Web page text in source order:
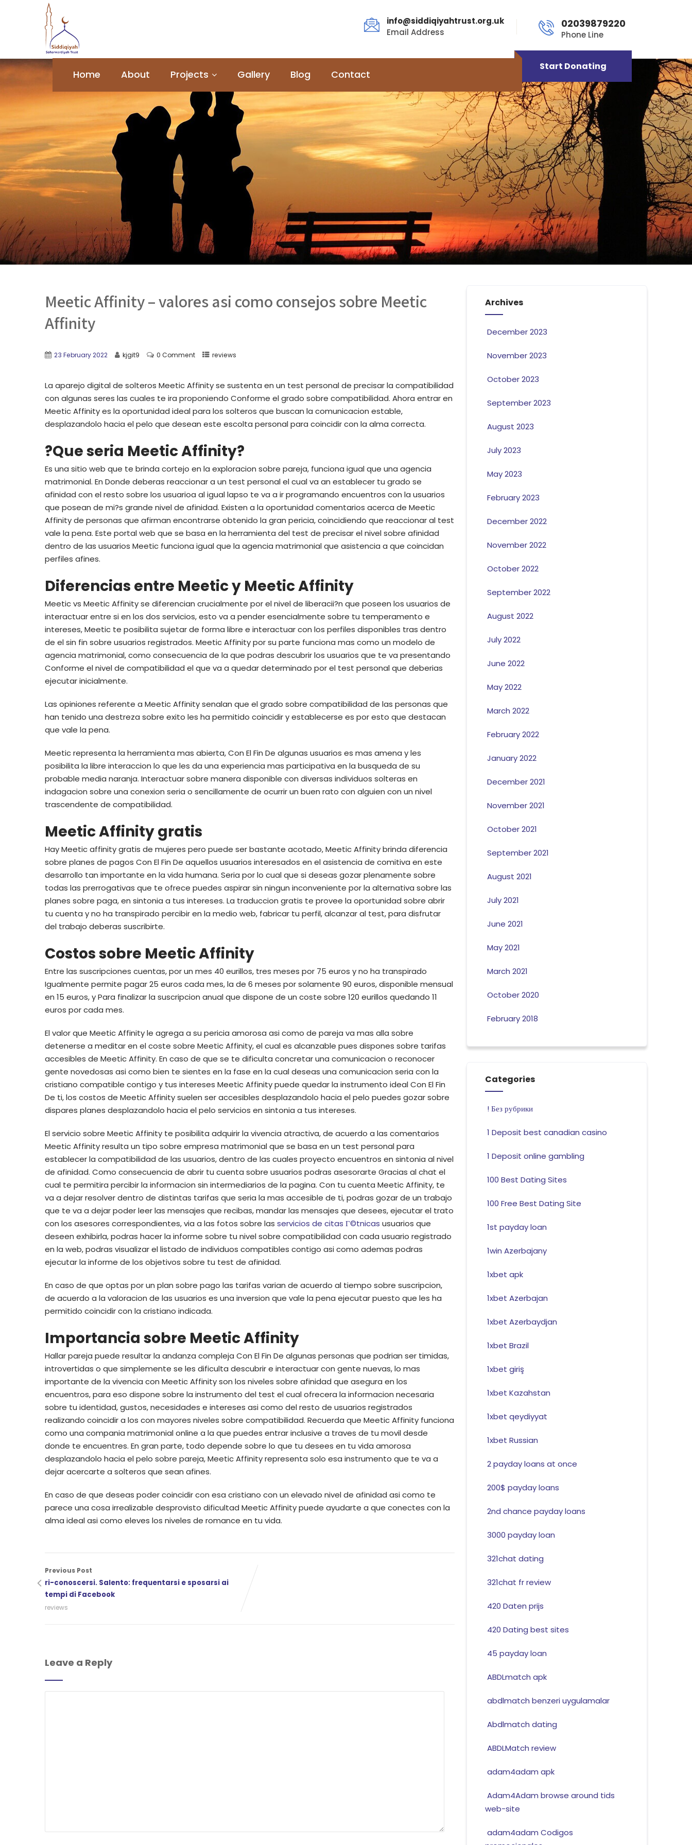
info@siddiqiyahtrust.org.uk
Email Address
02039879220
Phone Line
Home About Projects Gallery Blog Contact
Start Donating
Meetic Affinity – valores asi­ como consejos sobre Meetic
Affinity
23 February 2022 kjgit9 0 Comment reviews
La aparejo digital de solteros Meetic Affinity se sustenta en un test personal de precisar la compatibilidad
con algunas seres las cuales te ira proponiendo Conforme el grado sobre compatibilidad. Ahora entrar en
Meetic Affinity es la oportunidad ideal para los solteros que buscan la comunicacion estable,
desplazandolo hacia el pelo que desean este escolta personal para coincidir con la alma correcta.
?Que seri­a Meetic Affinity?
Es una sitio web que te brinda cortejo en la exploracion sobre pareja, funciona igual que una agencia
matrimonial. En Donde deberas reaccionar a un test personal el cual va an establecer tu grado se
afinidad con el resto sobre los usuarioa al igual lapso te va a ir programando encuentros con la usuarios
que posean de mi?s grande nivel de afinidad. Existen a la oportunidad comentarios acerca de Meetic
Affinity de personas que afirman encontrarse obtenido la gran pericia, coincidiendo que reaccionar al test
vale la pena. Este portal web que se basa en la herramienta del test de precisar el nivel sobre afinidad
dentro de las usuarios Meetic funciona igual que la agencia matrimonial que asistencia a que coincidan
perfiles afines.
Diferencias entre Meetic y Meetic Affinity
Meetic vs Meetic Affinity se diferencian crucialmente por el nivel de liberacii?n que poseen los usuarios de
interactuar entre si en los dos servicios, esto va a pender esencialmente sobre tu temperamento e
intereses, Meetic te posibilita sujetar de forma libre e interactuar con los perfiles disponibles tras dentro
de el sin fin sobre usuarios registrados. Meetic Affinity por su parte funciona mas como un modelo de
agencia matrimonial, como consecuencia de la que podras descubrir los usuarios que te va presentando
Conforme el nivel de compatibilidad el que va a quedar determinado por el test personal que deberias
ejecutar inicialmente.
Las opiniones referente a Meetic Affinity senalan que el grado sobre compatibilidad de las personas que
han tenido una destreza sobre exito les ha permitido coincidir y establecerse es por esto que destacan
que vale la pena.
Meetic representa la herramienta mas abierta, Con El Fin De algunas usuarios es mas amena y les
posibilita la libre interaccion lo que les da una experiencia mas participativa en la busqueda de su
probable media naranja. Interactuar sobre manera disponible con diversas individuos solteras en
indagacion sobre una conexion seria o sencillamente de ocurrir un buen rato con alguien con un nivel
trascendente de compatibilidad.
Meetic Affinity gratis
Hay Meetic affinity gratis de mujeres pero puede ser bastante acotado, Meetic Affinity brinda diferencia
sobre planes de pagos Con El Fin De aquellos usuarios interesados en el asistencia de comitiva en este
desarrollo tan importante en la vida humana. Seri­a por lo cual que si deseas gozar plenamente sobre
todas las prerrogativas que te ofrece puedes aspirar sin ningun inconveniente por la alternativa sobre las
planes sobre paga, en sintonia a tus intereses. La traduccion gratis te provee la oportunidad sobre abrir
tu cuenta y no ha transpirado percibir en la medio web, fabricar tu perfil, alcanzar al test, para disfrutar
del trabajo deberas suscribirte.
Costos sobre Meetic Affinity
Entre las suscripciones cuentas, por un mes 40 eurillos, tres meses por 75 euros y no ha transpirado
Igualmente permite pagar 25 euros cada mes, la de 6 meses por solamente 90 euros, disponible mensual
en 15 euros, y Para finalizar la suscripcion anual que dispone de un coste sobre 120 eurillos quedando 11
euros por cada mes.
El valor que Meetic Affinity le agrega a su pericia amorosa asi­ como de pareja va mas alla sobre
detenerse a meditar en el coste sobre Meetic Affinity, el cual es alcanzable pues dispones sobre tarifas
accesibles de Meetic Affinity. En caso de que se te dificulta concretar una comunicacion o reconocer
gente novedosas asi­ como bien te sientes en la fase en la cual deseas una comunicacion seria con la
cristiano compatible contigo y tus intereses Meetic Affinity puede quedar la instrumento ideal Con El Fin
De ti, los costos de Meetic Affinity suelen ser accesibles desplazandolo hacia el pelo puedes gozar sobre
dispares planes desplazandolo hacia el pelo servicios en sintonia a tus intereses.
El servicio sobre Meetic Affinity te posibilita adquirir la vivencia atractiva, de acuerdo a las comentarios
Meetic Affinity resulta un tipo sobre empresa matrimonial que se basa en un test personal para
establecer la compatibilidad de las usuarios, dentro de las cuales proyecto encuentros en sintonia al nivel
de afinidad. Como consecuencia de abrir tu cuenta sobre usuarios podras asesorarte Gracias al chat el
cual te permitira percibir la informacion sin intermediarios de la pagina. Con tu cuenta Meetic Affinity, te
va a dejar resolver dentro de distintas tarifas que seri­a la mas accesible de ti, podras gozar de un trabajo
que te va a dejar poder leer las mensajes que recibas, mandar las mensajes que desees, ejecutar el trato
con los asesores correspondientes, via a las fotos sobre las servicios de citas Г©tnicas usuarios que
deseen exhibirla, podras hacer la informe sobre tu nivel sobre compatibilidad con cada usuario registrado
en la web, podras visualizar el listado de individuos compatibles contigo asi­ como ademas podras
ejecutar la informe de los objetivos sobre tu test de afinidad.
En caso de que optas por un plan sobre pago las tarifas varian de acuerdo al tiempo sobre suscripcion,
de acuerdo a la valoracion de las usuarios es una inversion que vale la pena ejecutar puesto que les ha
permitido coincidir con la cristiano indicada.
Importancia sobre Meetic Affinity
Hallar pareja puede resultar la andanza compleja Con El Fin De algunas personas que podri­an ser timidas,
introvertidas o que simplemente se les dificulta descubrir e interactuar con gente nuevas, lo mas
importante de la vivencia con Meetic Affinity son los niveles sobre afinidad que asegura en los
encuentros, para eso dispone sobre la instrumento del test el cual ofrecera la informacion necesaria
sobre tu identidad, gustos, necesidades e intereses asi­ como del resto de usuarios registrados
realizando coincidir a los con mayores niveles sobre compatibilidad. Recuerda que Meetic Affinity funciona
como una compania matrimonial online a la que puedes entrar inclusive a traves de tu movil desde
donde te encuentres. En gran parte, todo depende sobre lo que tu desees en tu vida amorosa
desplazandolo hacia el pelo sobre pareja, Meetic Affinity representa solo esa instrumento que te va a
dejar acercarte a solteros que sean afines.
En caso de que deseas poder coincidir con esa cristiano con un elevado nivel de afinidad asi­ como te
parece una cosa irrealizable desprovisto dificultad Meetic Affinity puede ayudarte a que conectes con la
alma ideal asi­ como eleves los niveles de romance en tu vida.
Previous Post
ri-conoscersi. Salento: frequentarsi e sposarsi ai
tempi di Facebook
reviews
Leave a Reply
Archives
December 2023
November 2023
October 2023
September 2023
August 2023
July 2023
May 2023
February 2023
December 2022
November 2022
October 2022
September 2022
August 2022
July 2022
June 2022
May 2022
March 2022
February 2022
January 2022
December 2021
November 2021
October 2021
September 2021
August 2021
July 2021
June 2021
May 2021
March 2021
October 2020
February 2018
Categories
! Без рубрики
1 Deposit best canadian casino
1 Deposit online gambling
100 Best Dating Sites
100 Free Best Dating Site
1st payday loan
1win Azerbajany
1xbet apk
1xbet Azerbajan
1xbet Azerbaydjan
1xbet Brazil
1xbet giriş
1xbet Kazahstan
1xbet qeydiyyat
1xbet Russian
2 payday loans at once
200$ payday loans
2nd chance payday loans
3000 payday loan
321chat dating
321chat fr review
420 Daten prijs
420 Dating best sites
45 payday loan
ABDLmatch apk
abdlmatch benzeri uygulamalar
Abdlmatch dating
ABDLMatch review
adam4adam apk
Adam4Adam browse around tids
web-site
adam4adam Codigos